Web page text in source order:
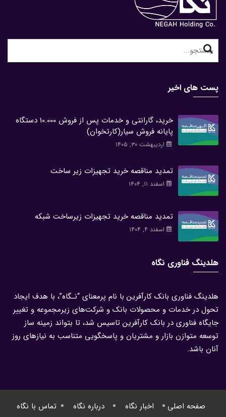
Search
پست های اخیر
خرید، گارانتی و خدمات پس از فروش 10.000 دستگاه
پایانه فروش سیار(کارتخوان)
اردیبهشت ۳۰, ۱۴۰۵
تمدید مناقصه خرید تجهیزات زیر ساخت
اسفند ۱۱, ۱۴۰۴
تمدید مناقصه خرید تجهیزات زیرساخت شبکه
اسفند ۴, ۱۴۰۴
هلدینگ فناوری نگاه
هلدینگ فناوری بانک کارآفرین با نام پرمعنای “نـگاه”، با هدف ایجاد
تحول در خدمات و محصولات بانک و شرکت‌های زیرمجموعه و تغییر
جایگاه فناوری در بانک کارآفرین تاسیس شد، تا بتواند زمینه ساز
توسعه متوازن بازار و مشتریان و پاسخگویی متناسب به نیازهای روز
آنان باشد.
صفحه اصلی اخبار نگاه درباره نگاه تماس با نگاه